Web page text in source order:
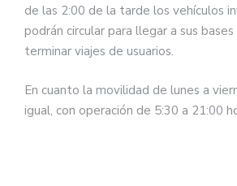
de las 2:00 de la tarde los vehículos
podrán circular para llegar a sus
terminar viajes de usuarios.
En cuanto la movilidad de lunes a
igual, con operación de 5:30 a 21:00